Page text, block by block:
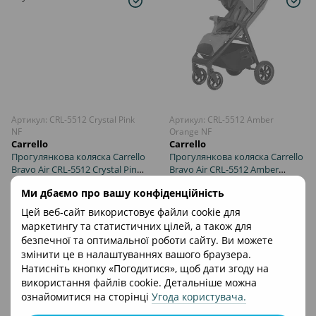
Ми дбаємо про вашу конфіденційність
Цей веб-сайт використовує файли cookie для
маркетингу та статистичних цілей, а також для
безпечної та оптимальної роботи сайту. Ви можете
змінити це в налаштуваннях вашого браузера.
Натисніть кнопку «Погодитися», щоб дати згоду на
використання файлів cookie. Детальніше можна
ознайомитися на сторінці Угода користувача.
Артикул: CRL-5512 Crystal Pink
NF
Carrello
Прогулянкова коляска Carrello
Bravo Air CRL-5512 Crystal Pink
NF 2024
6 364 грн
Артикул: CRL-5512 Amber
Orange NF
Carrello
Прогулянкова коляска Carrello
Bravo Air CRL-5512 Amber